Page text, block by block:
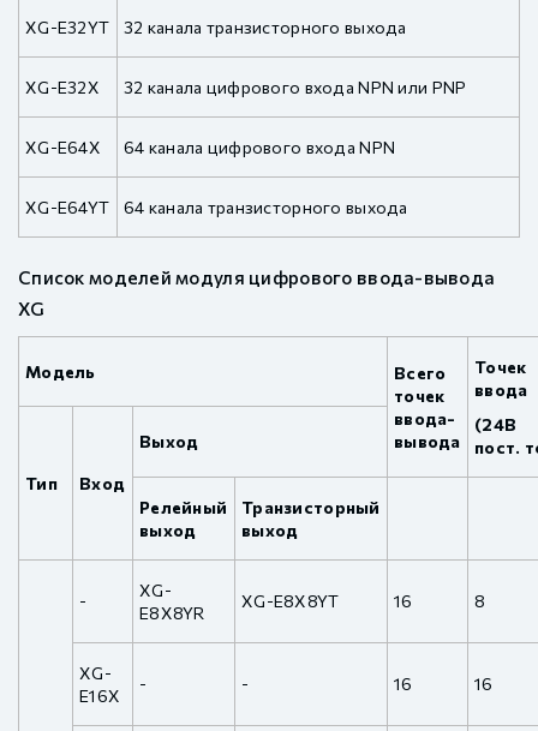
XG-E32YT 32 канала транзисторного выхода
XG-E32X 32 канала цифрового входа NPN или PNP
XG-E64X 64 канала цифрового входа NPN
XG-E64YT 64 канала транзисторного выхода
Список моделей модуля цифрового ввода-вывода
XG
Модель
Всего
точек
ввода-
вывода
Точек
ввода
(24В
пост.
Тип
Вход
Выход
Релейный
выход
Транзисторный
выход
-
XG-
E8X8YR
XG-E8X8YT 16 8
XG-
E16X
- - 16 16